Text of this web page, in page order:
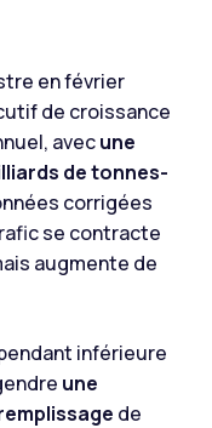
en février
de croissance
avecune
de tonnes-
corrigées
se contracte
augmente de
inférieure
une
de